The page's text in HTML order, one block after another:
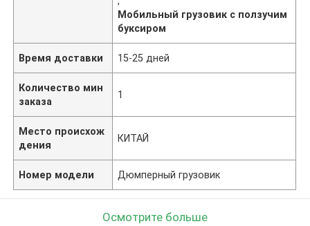
Мобильный грузовик с ползучим
буксиром
Время доставки 15-25 дней
Количество мин
заказа
1
Место происхож
дения
КИТАЙ
Номер модели Дюмперный грузовик
Осмотрите больше